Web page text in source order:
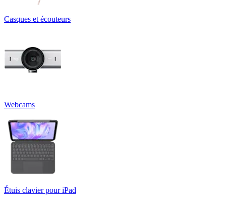
Casques et écouteurs
Webcams
Étuis clavier pour iPad